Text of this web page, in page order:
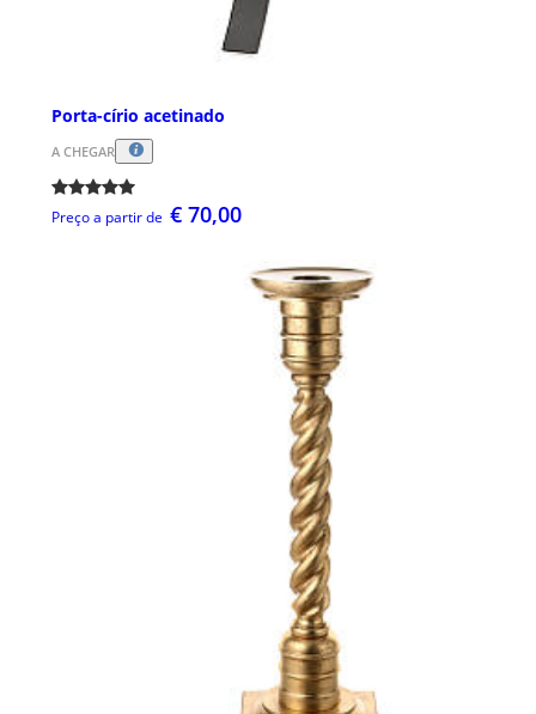
Porta-círio acetinado
A CHEGAR
Preço a partir de € 70,00